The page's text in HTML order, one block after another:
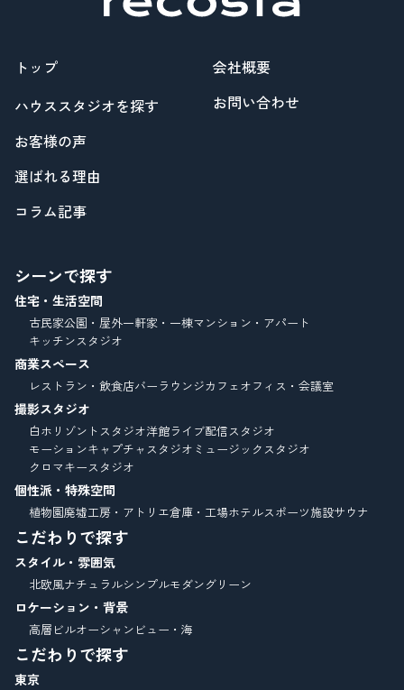
トップ
ハウススタジオを探す
お客様の声
選ばれる理由
コラム記事
会社概要
お問い合わせ
シーンで探す
住宅・生活空間
古民家公園・屋外一軒家・一棟マンション・アパート
キッチンスタジオ
商業スペース
レストラン・飲食店バーラウンジカフェオフィス・会議室
撮影スタジオ
白ホリゾントスタジオ洋館ライブ配信スタジオ
モーションキャプチャスタジオ ミュージックスタジオ
クロマキースタジオ
個性派・特殊空間
植物園廃墟工房・アトリエ倉庫・工場ホテルスポーツ施設サウナ
こだわりで探す
スタイル・雰囲気
北欧風ナチュラルシンプルモダングリーン
ロケーション・背景
高層ビルオーシャンビュー・海
こだわりで探す
東京